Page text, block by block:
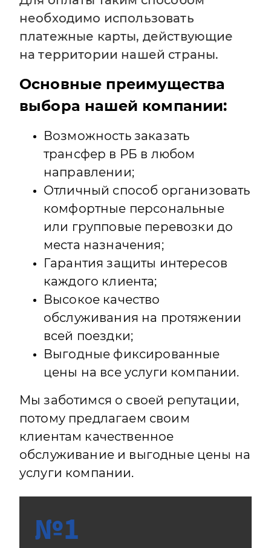
необходимо использовать
платежные карты, действующие
на территории нашей страны.
Основные преимущества
выбора нашей компании:
Возможность заказать
трансфер в РБ в любом
направлении;
Отличный способ организовать
комфортные персональные
или групповые перевозки до
места назначения;
Гарантия защиты интересов
каждого клиента;
Высокое качество
обслуживания на протяжении
всей поездки;
Выгодные фиксированные
цены на все услуги компании.
Мы заботимся о своей репутации,
потому предлагаем своим
клиентам качественное
обслуживание и выгодные цены на
услуги компании.
№1